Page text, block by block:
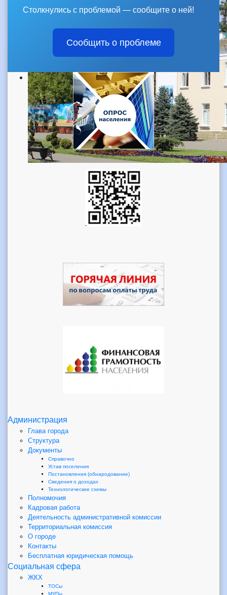
Столкнулись с проблемой — сообщите о ней!
Сообщить о проблеме
Администрация
Глава города
Структура
Документы
Справочно
Устав поселения
Постановления (обнародование)
Сведения о доходах
Технологические схемы
Полномочия
Кадровая работа
Деятельность административной комиссии
Территориальная комиссия
О городе
Контакты
Бесплатная юридическая помощь
Социальная сфера
ЖКХ
ТОСы
МУПы